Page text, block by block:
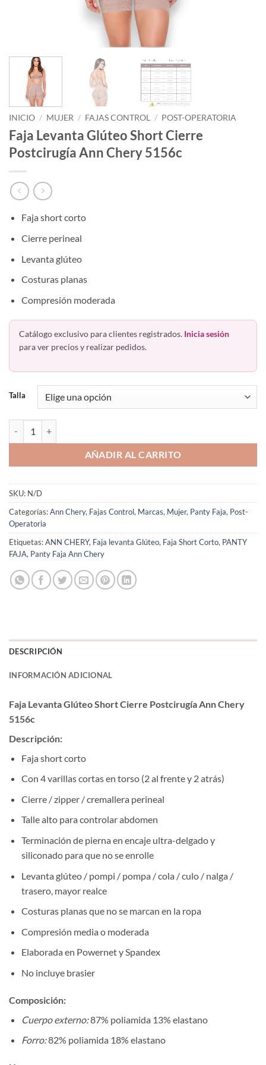
INICIO / MUJER / FAJAS CONTROL / POST-OPERATORIA
Faja Levanta Glúteo Short Cierre
Postcirugía Ann Chery 5156c
Faja short corto
Cierre perineal
Levanta glúteo
Costuras planas
Compresión moderada
Catálogo exclusivo para clientes registrados. Inicia sesión
para ver precios y realizar pedidos.
Talla
AÑADIR AL CARRITO
SKU: N/D
Categorías:Ann Chery, Fajas Control, Marcas, Mujer, Panty Faja, Post-
Operatoria
Etiquetas:ANN CHERY, Faja levanta Glúteo, Faja Short Corto, PANTY
FAJA, Panty Faja Ann Chery
DESCRIPCIÓN
INFORMACIÓN ADICIONAL
Faja Levanta Glúteo Short Cierre Postcirugía Ann Chery
5156c
Descripción:
Faja short corto
Con 4 varillas cortas en torso (2 al frente y 2 atrás)
Cierre / zipper / cremallera perineal
Talle alto para controlar abdomen
Terminación de pierna en encaje ultra-delgado y
siliconado para que no se enrolle
Levanta glúteo / pompi / pompa / cola / culo / nalga /
trasero, mayor realce
Costuras planas que no se marcan en la ropa
Compresión media o moderada
Elaborada en Powernet y Spandex
No incluye brasier
Composición:
Cuerpo externo:87% poliamida 13% elastano
Forro:82% poliamida 18% elastano